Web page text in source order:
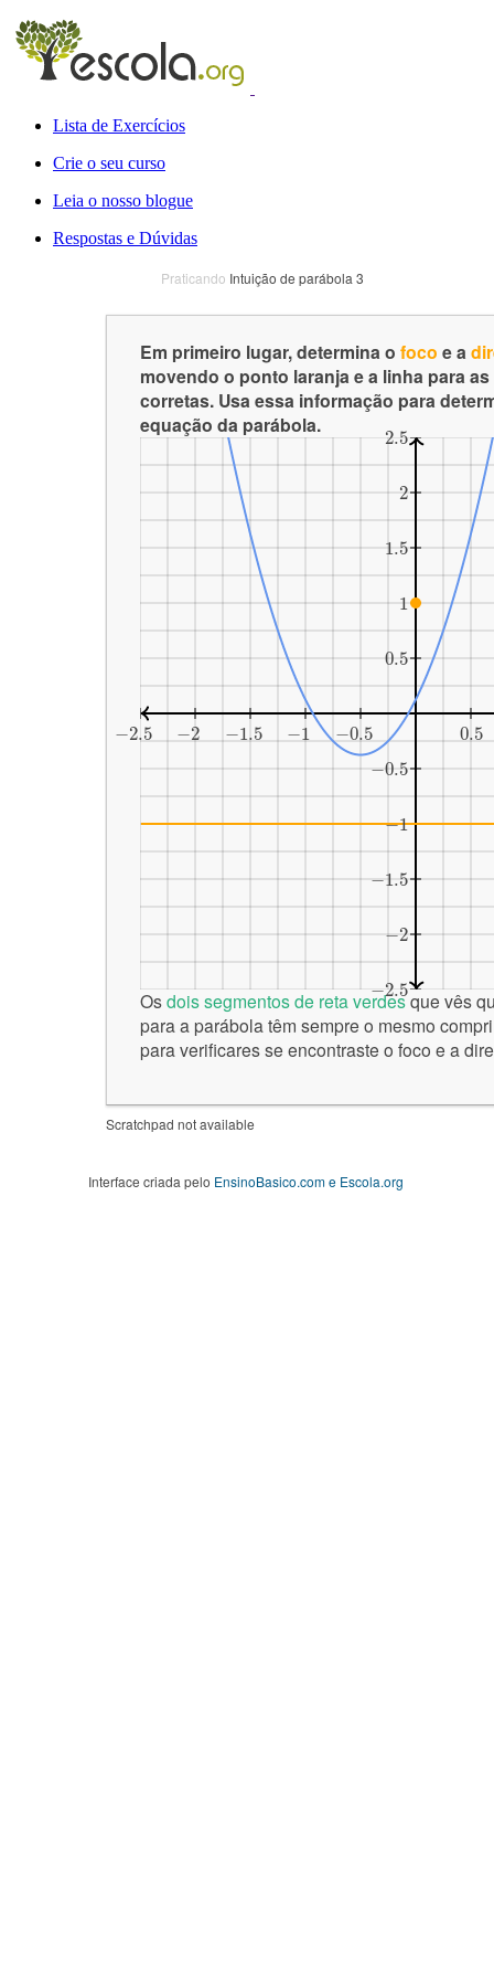
Lista de Exercícios
Crie o seu curso
Leia o nosso blogue
Respostas e Dúvidas